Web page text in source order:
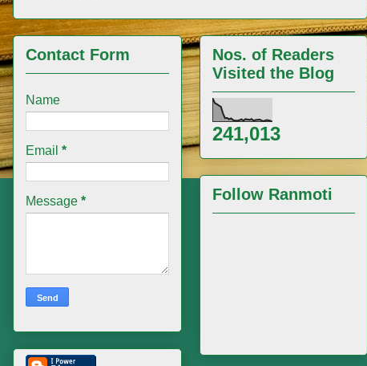
Contact Form
Name
Email *
Message *
Nos. of Readers
Visited the Blog
241,013
Follow Ranmoti